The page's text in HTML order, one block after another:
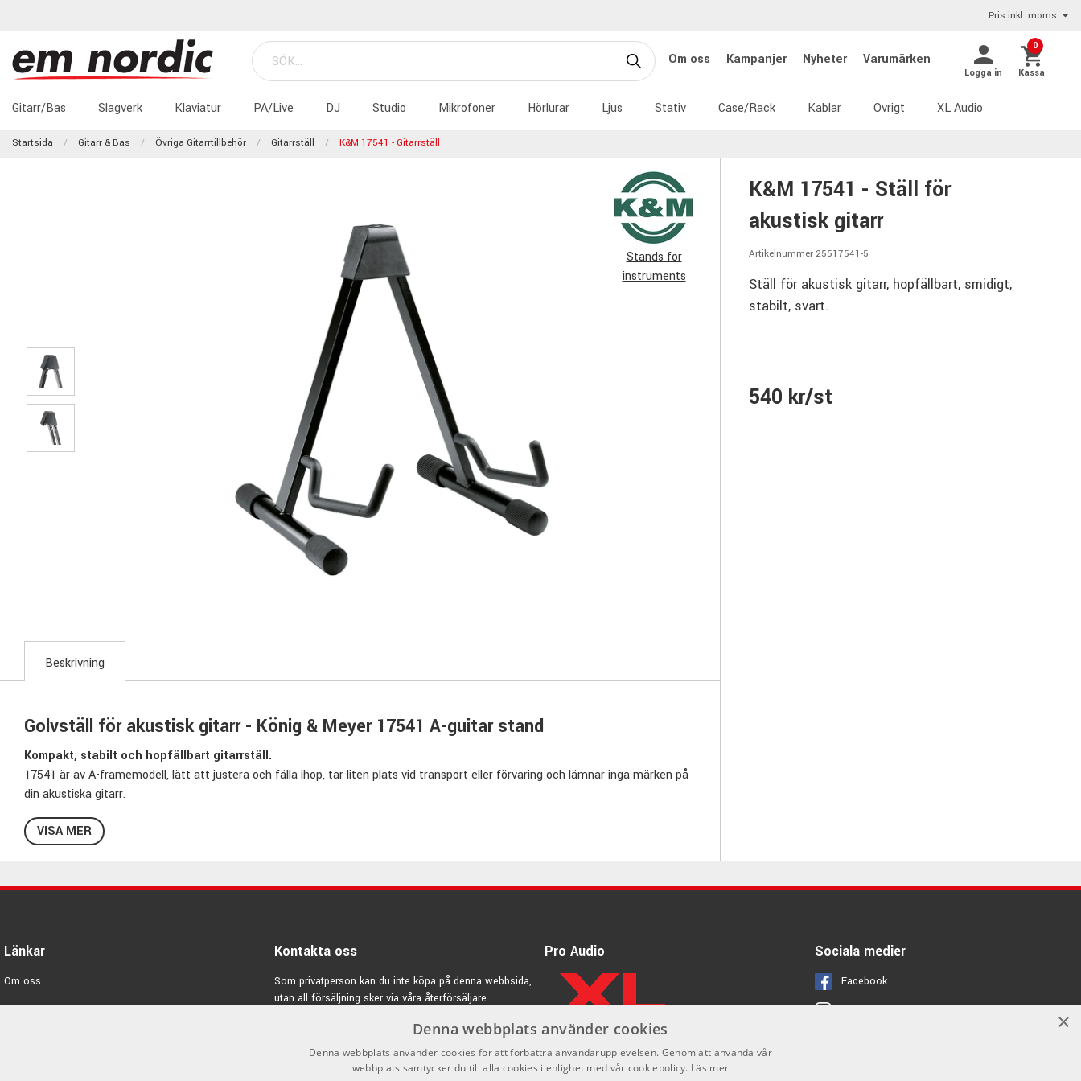
Pris inkl. moms
Om oss Kampanjer Nyheter Varumärken
Logga in
0
Kassa
Gitarr/Bas Slagverk Klaviatur PA/Live DJ Studio Mikrofoner Hörlurar Ljus Stativ Case/Rack Kablar Övrigt XL Audio
Startsida Gitarr & Bas Övriga Gitarrtillbehör Gitarrställ K&M 17541 - Gitarrställ
Stands for
instruments
K&M 17541 - Ställ för
akustisk gitarr
Artikelnummer 25517541-5
Ställ för akustisk gitarr, hopfällbart, smidigt,
stabilt, svart.
540 kr/st
Beskrivning
Golvställ för akustisk gitarr - König & Meyer 17541 A-guitar stand
Kompakt, stabilt och hopfällbart gitarrställ.
17541 är av A-framemodell, lätt att justera och fälla ihop, tar liten plats vid transport eller förvaring och lämnar inga märken på
din akustiska gitarr.
Specifikationer 17541:
Stabil stålkonstruktion
König & Meyer Stands - Högkvalitativa hjälpmedel för musikern
Sedan 1949 så står König & Meyer för sofistikerad utrustning med utmärkt kvalitet.
VISA MER
Länkar
Om oss
Varumärken
Kontakta oss
Som privatperson kan du inte köpa på denna webbsida,
utan all försäljning sker via våra återförsäljare.
Pro Audio Sociala medier
Facebook
Instagram ×
Denna webbplats använder cookies
Denna webbplats använder cookies för att förbättra användarupplevelsen. Genom att använda vår
webbplats samtycker du till alla cookies i enlighet med vår cookiepolicy. Läs mer